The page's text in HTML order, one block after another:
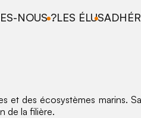
NOUS ?LES ÉLUS
et des écosystèmes marins.
de la filière.